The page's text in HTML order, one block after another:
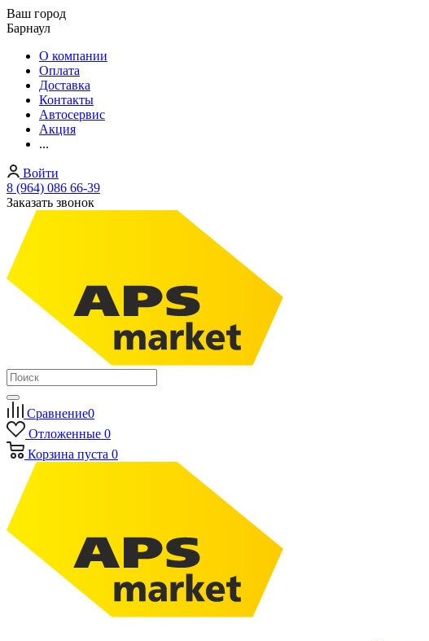
Ваш город
Барнаул
О компании
Оплата
Доставка
Контакты
Автосервис
Акция
...
Войти
8 (964) 086 66-39
Заказать звонок
Сравнение0
Отложенные 0
Корзина пуста 0